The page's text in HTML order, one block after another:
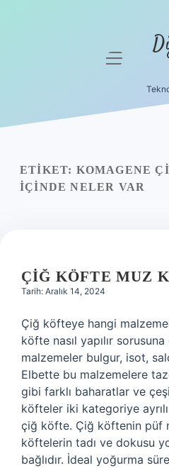
Yasal Uyarı
menüyü
ETIKET: KOMAGENE
IÇINDE NELER VAR
ÇIĞ KÖFTE MUZ
Tarih: Aralık 14, 2024
Çiğ köfteye hangi
köfte nasıl yapılır
malzemeler bulgur, isot,
Elbette bu malzemelere
gibi farklı baharatlar ve
köfteler iki kategoriye
çiğ köfte. Çiğ köftenin püf
köftelerin tadı ve dokusu
bağlıdır. İdeal yoğurma